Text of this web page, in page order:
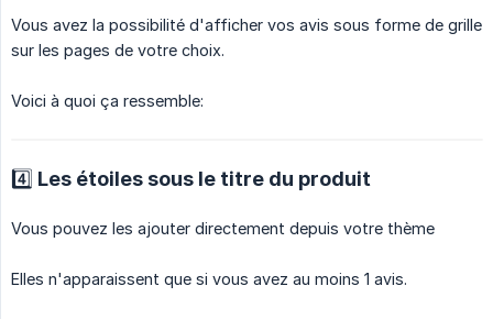
Vous avez la possibilité d'afficher vos avis sous forme de grille
sur les pages de votre choix.
Voici à quoi ça ressemble:
4️⃣ Les étoiles sous le titre du produit
Vous pouvez les ajouter directement depuis votre thème
Elles n'apparaissent que si vous avez au moins 1 avis.